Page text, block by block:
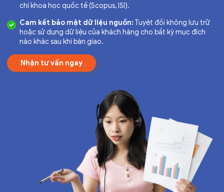
chí khoa học quốc tế (Scopus, ISI).
Cam kết bảo mật dữ liệu nguồn: Tuyệt đối không lưu trữ
hoặc sử dụng dữ liệu của khách hàng cho bất kỳ mục đích
nào khác sau khi bàn giao.
Nhận tư vấn ngay